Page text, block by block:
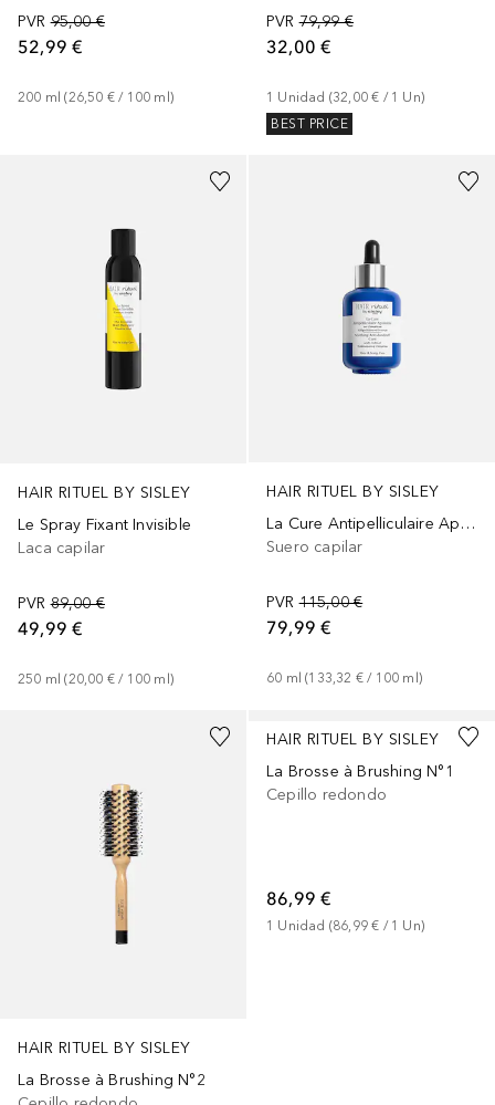
PVR 95,00 €
52,99 €
200 ml (26,50 € / 100 ml)
PVR 79,99 €
32,00 €
1 Unidad (32,00 € / 1 Un)
BEST PRICE
HAIR RITUEL BY SISLEY
Le Spray Fixant Invisible
Laca capilar
PVR 89,00 €
49,99 €
250 ml (20,00 € / 100 ml)
HAIR RITUEL BY SISLEY
La Cure Antipelliculaire Apaisante
Suero capilar
PVR 115,00 €
79,99 €
60 ml (133,32 € / 100 ml )
HAIR RITUEL BY SISLEY
La Brosse à Brushing N°2
HAIR RITUEL BY SISLEY
La Brosse à Brushing N°1
Cepillo redondo
86,99 €
1 Unidad (86,99 € / 1 Un)